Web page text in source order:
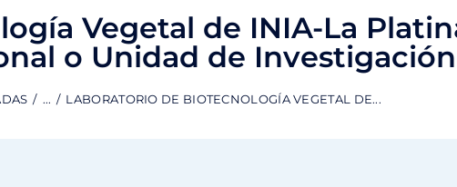
Vegetal de INIA-La
o Unidad de Investigación
... LABORATORIO DE BIOTECNOLOGÍA VEGETAL DE...